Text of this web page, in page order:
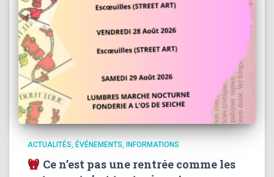
ACTUALITÉS ÉVÉNEMENTS INFORMATIONS
Ce n’est pas une rentrée comme les